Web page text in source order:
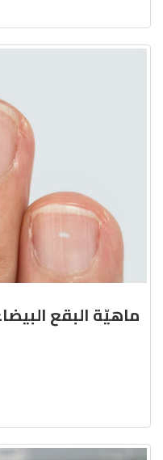
ماهيّة البقع